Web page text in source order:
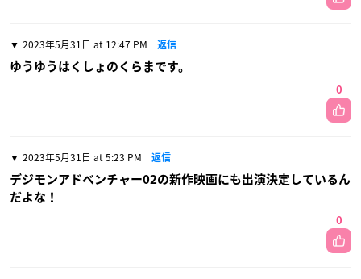
2023年5月31日 at 12:47 PM 返信
ゆうゆうはくしょのくらまです。
0
2023年5月31日 at 5:23 PM 返信
デジモンアドベンチャー02の新作映画にも出演決定しているん
だよな！
0